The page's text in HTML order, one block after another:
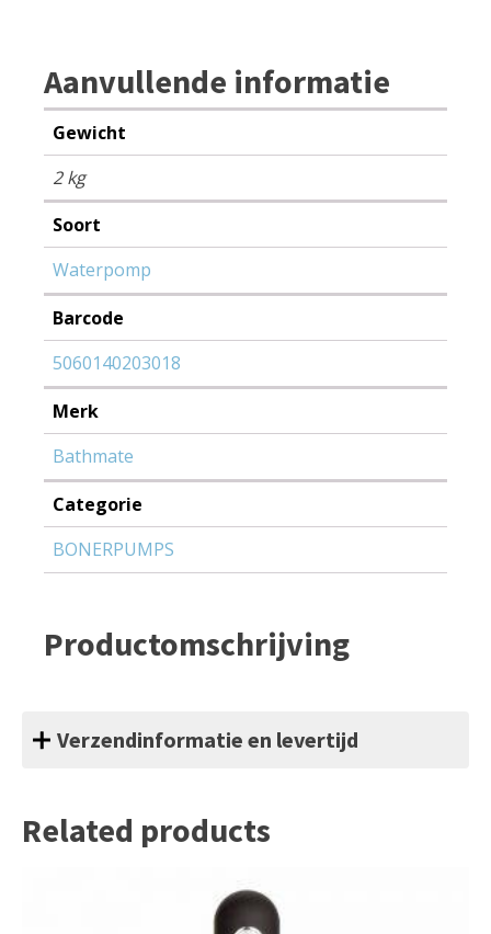
Aanvullende informatie
Gewicht
2 kg
Soort
Waterpomp
Barcode
5060140203018
Merk
Bathmate
Categorie
BONERPUMPS
Productomschrijving
Verzendinformatie en levertijd
Related products